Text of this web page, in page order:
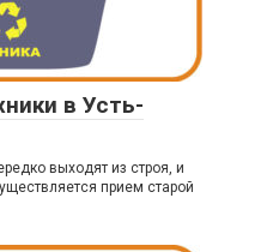
в Усть-
выходят из строя, и
прием старой